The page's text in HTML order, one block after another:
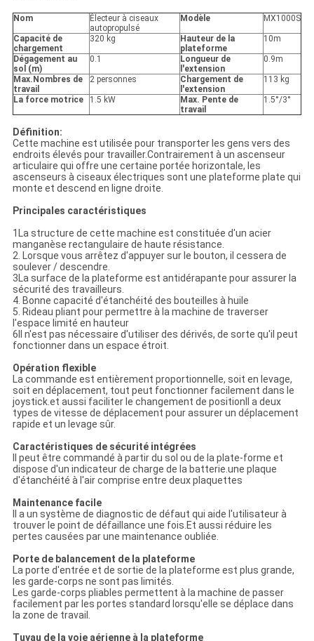
Nom
Électeur à ciseaux
autopropulsé
Modèle MX1000S
Capacité de
chargement
320 kg
Hauteur de la
plateforme
10m
Dégagement au
sol (m)
0.1
Longueur de
l'extension
0.9m
Max.Nombres de
travail
2 personnes
Chargement de
l'extension
113 kg
La force motrice 1.5 kW
Max. Pente de
travail
1.5°/3°
Définition:
Cette machine est utilisée pour transporter les gens vers des
endroits élevés pour travailler.Contrairement à un ascenseur
articulaire qui offre une certaine portée horizontale, les
ascenseurs à ciseaux électriques sont une plateforme plate qui
monte et descend en ligne droite.
Principales caractéristiques
1La structure de cette machine est constituée d'un acier
manganèse rectangulaire de haute résistance.
2. Lorsque vous arrêtez d'appuyer sur le bouton, il cessera de
soulever / descendre.
3La surface de la plateforme est antidérapante pour assurer la
sécurité des travailleurs.
4. Bonne capacité d'étanchéité des bouteilles à huile
5. Rideau pliant pour permettre à la machine de traverser
l'espace limité en hauteur
6Il n'est pas nécessaire d'utiliser des dérivés, de sorte qu'il peut
fonctionner dans un espace étroit.
Opération flexible
La commande est entièrement proportionnelle, soit en levage,
soit en déplacement, tout peut fonctionner facilement dans le
joystick.et aussi faciliter le changement de positionIl a deux
types de vitesse de déplacement pour assurer un déplacement
rapide et un levage sûr.
Caractéristiques de sécurité intégrées
Il peut être commandé à partir du sol ou de la plate-forme et
dispose d'un indicateur de charge de la batterie.une plaque
d'étanchéité à l'air comprise entre deux plaquettes
Maintenance facile
Il a un système de diagnostic de défaut qui aide l'utilisateur à
trouver le point de défaillance une fois.Et aussi réduire les
pertes causées par une maintenance oubliée.
Porte de balancement de la plateforme
La porte d'entrée et de sortie de la plateforme est plus grande,
les garde-corps ne sont pas limités.
Les garde-corps pliables permettent à la machine de passer
facilement par les portes standard lorsqu'elle se déplace dans
la zone de travail.
Tuyau de la voie aérienne à la plateforme